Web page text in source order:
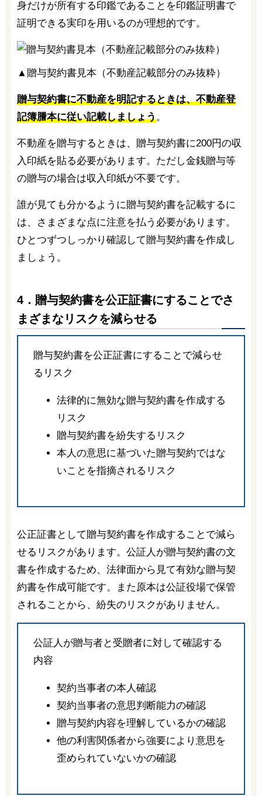
身だけが所有する印鑑であることを印鑑証明書で
証明できる実印を用いるのが理想的です。
▲贈与契約書見本（不動産記載部分のみ抜粋）
贈与契約書に不動産を明記するときは、不動産登
記簿謄本に従い記載しましょう。
不動産を贈与するときは、贈与契約書に200円の収
入印紙を貼る必要があります。ただし金銭贈与等
の贈与の場合は収入印紙が不要です。
誰が見ても分かるように贈与契約書を記載するに
は、さまざまな点に注意を払う必要があります。
ひとつずつしっかり確認して贈与契約書を作成し
ましょう。
4．贈与契約書を公正証書にすることでさ
まざまなリスクを減らせる
贈与契約書を公正証書にすることで減らせ
るリスク
法律的に無効な贈与契約書を作成する
リスク
贈与契約書を紛失するリスク
本人の意思に基づいた贈与契約ではな
いことを指摘されるリスク
公正証書として贈与契約書を作成することで減ら
せるリスクがあります。公証人が贈与契約書の文
書を作成するため、法律面から見て有効な贈与契
約書を作成可能です。また原本は公証役場で保管
されることから、紛失のリスクがありません。
公証人が贈与者と受贈者に対して確認する
内容
契約当事者の本人確認
契約当事者の意思判断能力の確認
贈与契約内容を理解しているかの確認
他の利害関係者から強要により意思を
歪められていないかの確認